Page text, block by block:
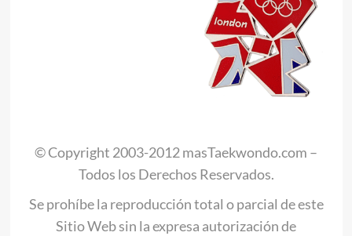
© Copyright 2003-2012 masTaekwondo.com –
Todos los Derechos Reservados.
Se prohíbe la reproducción total o parcial de este
Sitio Web sin la expresa autorización de